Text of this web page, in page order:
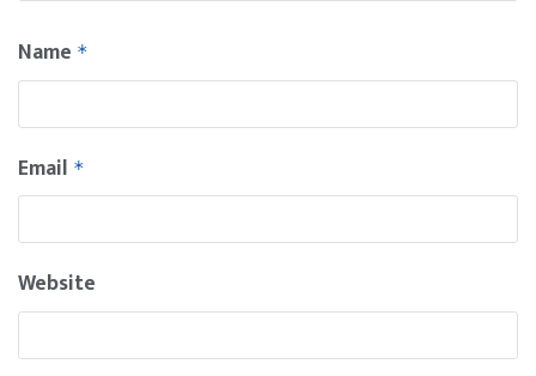
Name *
Email *
Website